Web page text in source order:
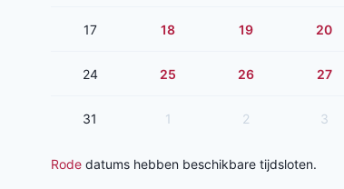
17 18 19 20
24 25 26 27
31 1 2 3
Rode datums hebben beschikbare tijdsloten.